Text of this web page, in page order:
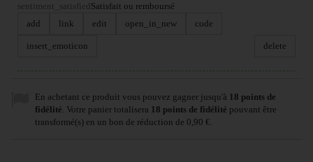
sentiment_satisfied Satisfait ou remboursé
add
link edit open_in_new code
insert_emoticon delete
En achetant ce produit vous pouvez gagner jusqu'à 18 points de
fidélité . Votre panier totalisera 18 points de fidélité pouvant être
transformé(s) en un bon de réduction de 0,90 €